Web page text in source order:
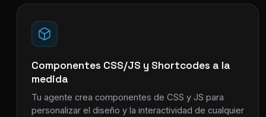
Componentes CSS/JS y Shortcodes a la
medida
Tu agente crea componentes de CSS y JS para
personalizar el diseño y la interactividad de cualquier